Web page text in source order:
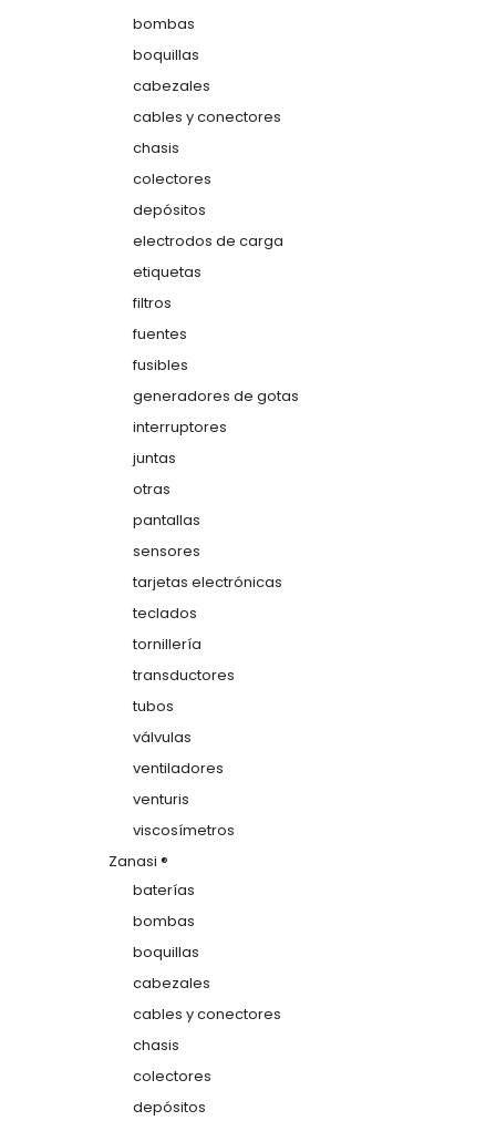
bombas
boquillas
cabezales
cables y conectores
chasis
colectores
depósitos
electrodos de carga
etiquetas
filtros
fuentes
fusibles
generadores de gotas
interruptores
juntas
otras
pantallas
sensores
tarjetas electrónicas
teclados
tornillería
transductores
tubos
válvulas
ventiladores
venturis
viscosímetros
Zanasi ®
baterías
bombas
boquillas
cabezales
cables y conectores
chasis
colectores
depósitos